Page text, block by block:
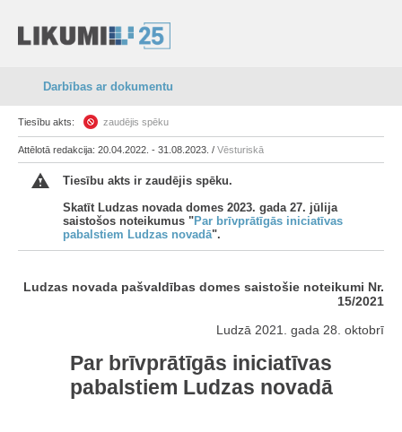
Darbības ar dokumentu
Tiesību akts: zaudējis spēku
Attēlotā redakcija: 20.04.2022. - 31.08.2023. / Vēsturiskā
Tiesību akts ir zaudējis spēku.
Skatīt Ludzas novada domes 2023. gada 27. jūlija
saistošos noteikumus "Par brīvprātīgās iniciatīvas
pabalstiem Ludzas novadā".
Ludzas novada pašvaldības domes saistošie noteikumi Nr.
15/2021
Ludzā 2021. gada 28. oktobrī
Par brīvprātīgās iniciatīvas
pabalstiem Ludzas novadā